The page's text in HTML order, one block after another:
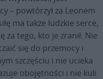
– powtórzył za Leonem
ma także ludzkie serce,
tego, kto je zranił. Nie
się do przemocy i
szczęściu i nie ucieka
obojętności i nie kuli